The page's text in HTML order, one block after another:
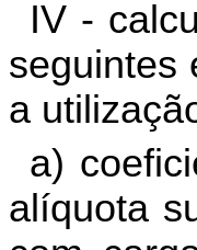
IV -
seguintes
a
a)
alíquota